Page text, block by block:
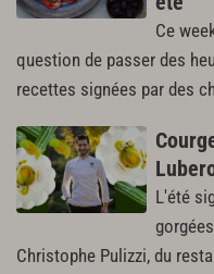
Ce
question de passer des
recettes signées par des
L'été
Christophe Pulizzi, du